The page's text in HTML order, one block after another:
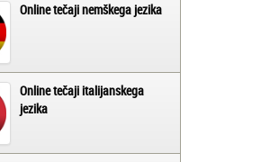
Online tečaji nemškega jezika
Online tečaji italijanskega
jezika